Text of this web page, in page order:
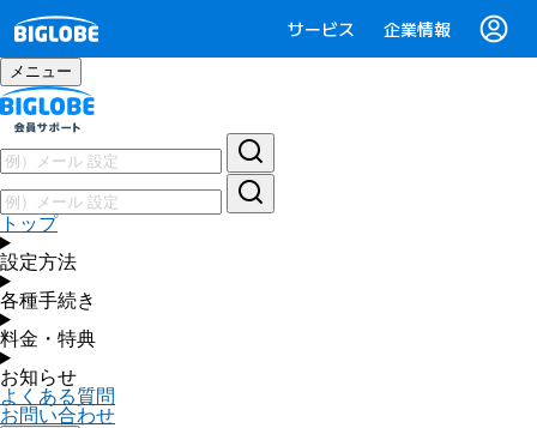
サービス 企業情報
メニュー
トップ
設定方法
各種手続き
料金・特典
お知らせ
よくある質問
お問い合わせ